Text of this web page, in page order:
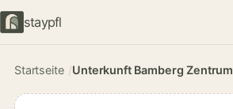
staypfl
Startseite Unterkunft Bamberg Zentrum